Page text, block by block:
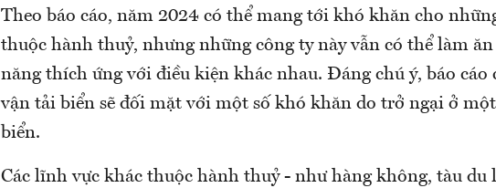
Theo báo cáo, năm 2024 có thể mang tới khó khăn cho
thuộc hành thuỷ, nhưng những công ty này vẫn có thể làm
năng thích ứng với điều kiện khác nhau. Đáng chú ý, báo cáo
vận tải biển sẽ đối mặt với một số khó khăn do trở ngại ở
biển.
Các lĩnh vực khác thuộc hành thuỷ - như hàng không, tàu du